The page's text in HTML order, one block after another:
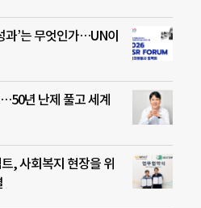
과’는 무엇인가…UN이
년 난제 풀고 세계
, 사회복지 현장을 위